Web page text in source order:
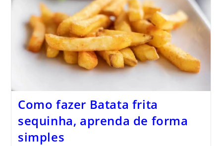
Como fazer Batata frita
sequinha, aprenda de forma
simples